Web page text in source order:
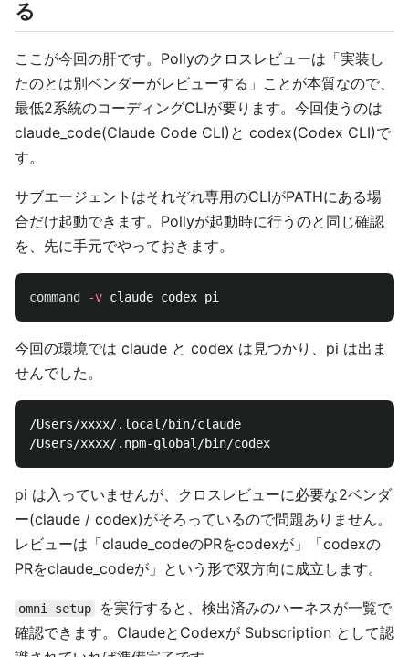
る
ここが今回の肝です。Pollyのクロスレビューは「実装し
たのとは別ベンダーがレビューする」ことが本質なので、
最低2系統のコーディングCLIが要ります。今回使うのは
claude_code(Claude Code CLI)と codex(Codex CLI)で
す。
サブエージェントはそれぞれ専用のCLIがPATHにある場
合だけ起動できます。Pollyが起動時に行うのと同じ確認
を、先に手元でやっておきます。
command -v
今回の環境では claude と codex は見つかり、pi は出ま
せんでした。
/Users/xxxx/.local/bin/claude
pi は入っていませんが、クロスレビューに必要な2ベンダ
ー(claude / codex)がそろっているので問題ありません。
レビューは「claude_codeのPRをcodexが」「codexの
PRをclaude_codeが」という形で双方向に成立します。
omni setup
を実行すると、検出済みのハーネスが一覧で
確認できます。ClaudeとCodexが Subscription として認